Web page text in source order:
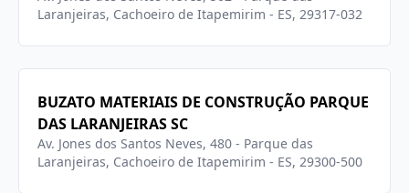
Laranjeiras, Cachoeiro de Itapemirim - ES, 29317-032
BUZATO MATERIAIS DE CONSTRUÇÃO PARQUE
DAS LARANJEIRAS SC
Av. Jones dos Santos Neves, 480 - Parque das
Laranjeiras, Cachoeiro de Itapemirim - ES, 29300-500